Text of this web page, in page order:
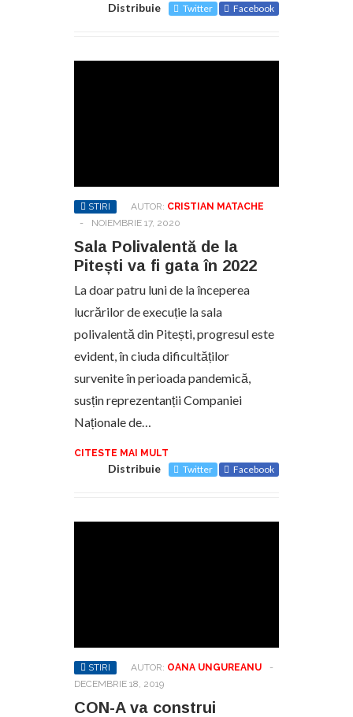
Distribuie Twitter Facebook
STIRI AUTOR: CRISTIAN MATACHE
-
NOIEMBRIE 17, 2020
Sala Polivalentă de la
Pitești va fi gata în 2022
La doar patru luni de la începerea
lucrărilor de execuție la sala
polivalentă din Pitești, progresul este
evident, în ciuda dificultăților
survenite în perioada pandemică,
susțin reprezentanții Companiei
Naționale de…
CITESTE MAI MULT
Distribuie Twitter Facebook
STIRI AUTOR: OANA UNGUREANU
-
DECEMBRIE 18, 2019
CON-A va construi